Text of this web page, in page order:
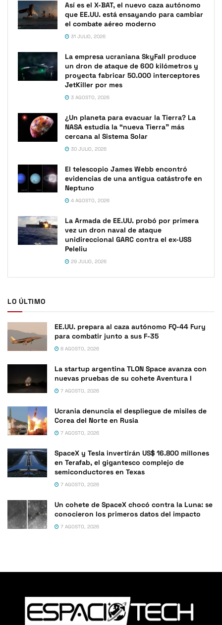
Así es el X-BAT, el nuevo caza autónomo
que EE.UU. está ensayando para cambiar
el combate aéreo moderno
31 JULIO, 2026
La empresa ucraniana SkyFall produce
un dron de ataque de 600 kilómetros y
proyecta fabricar 50.000 interceptores
JetKiller por mes
3 AGOSTO, 2026
¿Un planeta para evacuar la Tierra? La
NASA estudia la “nueva Tierra” más
cercana al Sistema Solar
30 JULIO, 2026
El telescopio James Webb encontró
evidencias de una antigua catástrofe en
Neptuno
4 AGOSTO, 2026
La Armada de EE.UU. probó por primera
vez un dron naval de ataque
unidireccional GARC contra el ex-USS
Peleliu
29 JULIO, 2026
LO ÚLTIMO
EE.UU. prepara al caza autónomo FQ-44 Fury
para combatir junto a sus F-35
8 AGOSTO, 2026
La startup argentina TLON Space avanza con
nuevas pruebas de su cohete Aventura I
7 AGOSTO, 2026
Ucrania denuncia el despliegue de misiles de
Corea del Norte en Rusia
7 AGOSTO, 2026
SpaceX y Tesla invertirán US$ 16.800 millones
en Terafab, el gigantesco complejo de
semiconductores en Texas
7 AGOSTO, 2026
Un cohete de SpaceX chocó contra la Luna: se
conocieron los primeros datos del impacto
7 AGOSTO, 2026